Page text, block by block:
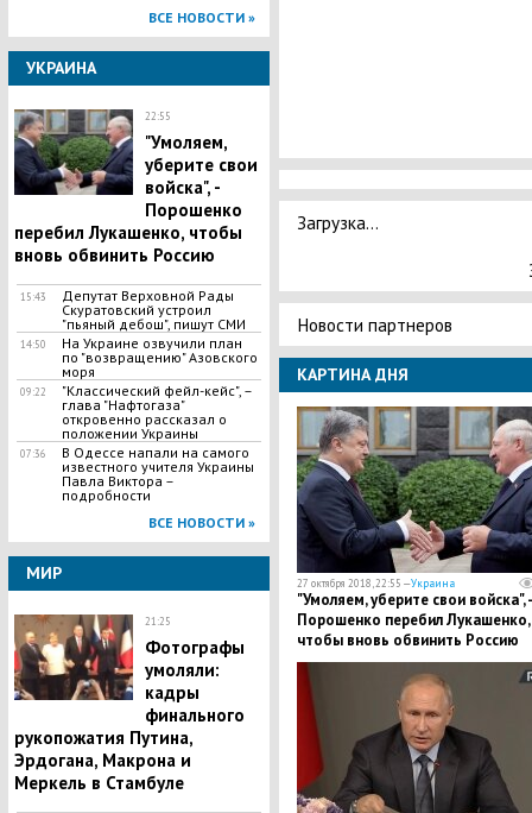
ВСЕ НОВОСТИ »
УКРАИНА
22:55
"Умоляем,
уберите свои
войска", -
Порошенко
перебил Лукашенко, чтобы
вновь обвинить Россию
15:43
Депутат Верховной Рады
Скуратовский устроил
"пьяный дебош", пишут СМИ
14:50
На Украине озвучили план
по "возвращению" Азовского
моря
09:22
"Классический фейл-кейс", –
глава "Нафтогаза"
откровенно рассказал о
положении Украины
07:36
В Одессе напали на самого
известного учителя Украины
Павла Виктора –
подробности
ВСЕ НОВОСТИ »
МИР
21:25
Фотографы
умоляли:
кадры
финального
рукопожатия Путина,
Эрдогана, Макрона и
Меркель в Стамбуле
Загрузка...
Новости партнеров
КАРТИНА ДНЯ
27 октября 2018, 22:55 —Украина
"Умоляем, уберите свои войска", -
Порошенко перебил Лукашенко,
чтобы вновь обвинить Россию